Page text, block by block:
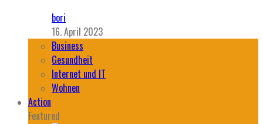
bori
16. April 2023
Business
Gesundheit
Internet und IT
Wohnen
Action
Featured